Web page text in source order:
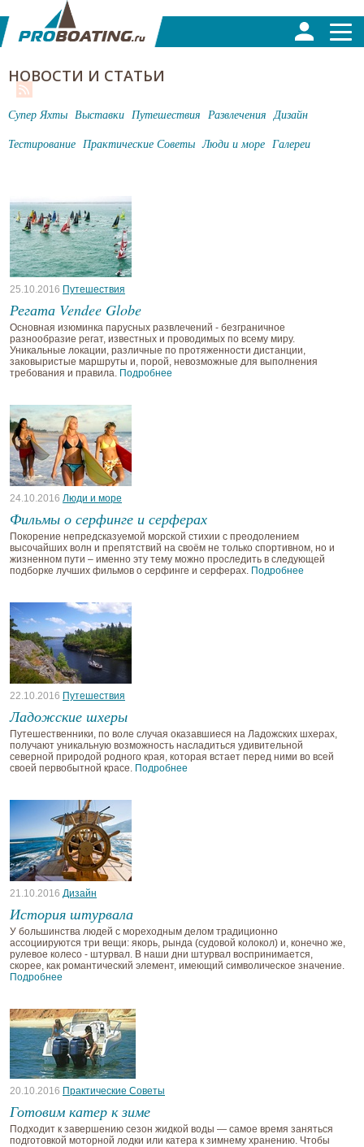
НОВОСТИ И СТАТЬИ
Супер Яхты Выставки Путешествия Развлечения Дизайн
Тестирование Практические Советы Люди и море Галереи
25.10.2016 Путешествия
Регата Vendee Globe
Основная изюминка парусных развлечений - безграничное
разнообразие регат, известных и проводимых по всему миру.
Уникальные локации, различные по протяженности дистанции,
заковыристые маршруты и, порой, невозможные для выполнения
требования и правила. Подробнее
24.10.2016 Люди и море
Фильмы о серфинге и серферах
Покорение непредсказуемой морской стихии с преодолением
высочайших волн и препятствий на своём не только спортивном, но и
жизненном пути – именно эту тему можно проследить в следующей
подборке лучших фильмов о серфинге и серферах. Подробнее
22.10.2016 Путешествия
Ладожские шхеры
Путешественники, по воле случая оказавшиеся на Ладожских шхерах,
получают уникальную возможность насладиться удивительной
северной природой родного края, которая встает перед ними во всей
своей первобытной красе. Подробнее
21.10.2016 Дизайн
История штурвала
У большинства людей с мореходным делом традиционно
ассоциируются три вещи: якорь, рында (судовой колокол) и, конечно же,
рулевое колесо - штурвал. В наши дни штурвал воспринимается,
скорее, как романтический элемент, имеющий символическое значение.
Подробнее
20.10.2016 Практические Советы
Готовим катер к зиме
Подходит к завершению сезон жидкой воды — самое время заняться
подготовкой моторной лодки или катера к зимнему хранению. Чтобы